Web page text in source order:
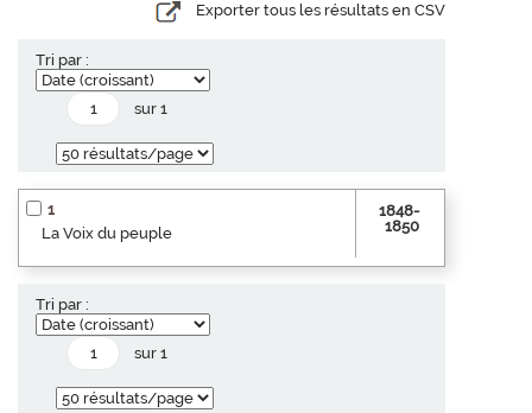
Exporter tous les résultats en CSV
Tri par :
sur 1
1
La Voix du peuple
1848-
1850
Tri par :
sur 1